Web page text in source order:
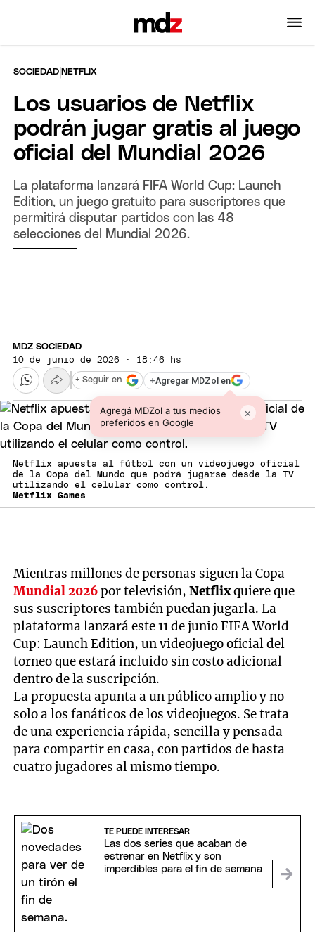
SOCIEDAD |NETFLIX
Los usuarios de Netflix
podrán jugar gratis al juego
oficial del Mundial 2026
La plataforma lanzará FIFA World Cup: Launch
Edition, un juego gratuito para suscriptores que
permitirá disputar partidos con las 48
selecciones del Mundial 2026.
MDZ SOCIEDAD
10 de junio de 2026 · 18:46 hs
+Agregar MDZol en
Agregá MDZol a tus medios
preferidos en Google
×
+ Seguir en
Netflix apuesta al fútbol con un videojuego oficial
de la Copa del Mundo que podrá jugarse desde la TV
utilizando el celular como control.
Netflix Games
Mientras millones de personas siguen la Copa
Mundial 2026por televisión,Netflixquiere que
sus suscriptores también puedan jugarla. La
plataforma lanzará este 11 de junio FIFA World
Cup: Launch Edition, un videojuego oficial del
torneo que estará incluido sin costo adicional
dentro de la suscripción.
La propuesta apunta a un público amplio y no
solo a los fanáticos de los videojuegos. Se trata
de una experiencia rápida, sencilla y pensada
para compartir en casa, con partidos de hasta
cuatro jugadores al mismo tiempo.
TE PUEDE INTERESAR
Las dos series que acaban de
estrenar en Netflix y son
imperdibles para el fin de semana